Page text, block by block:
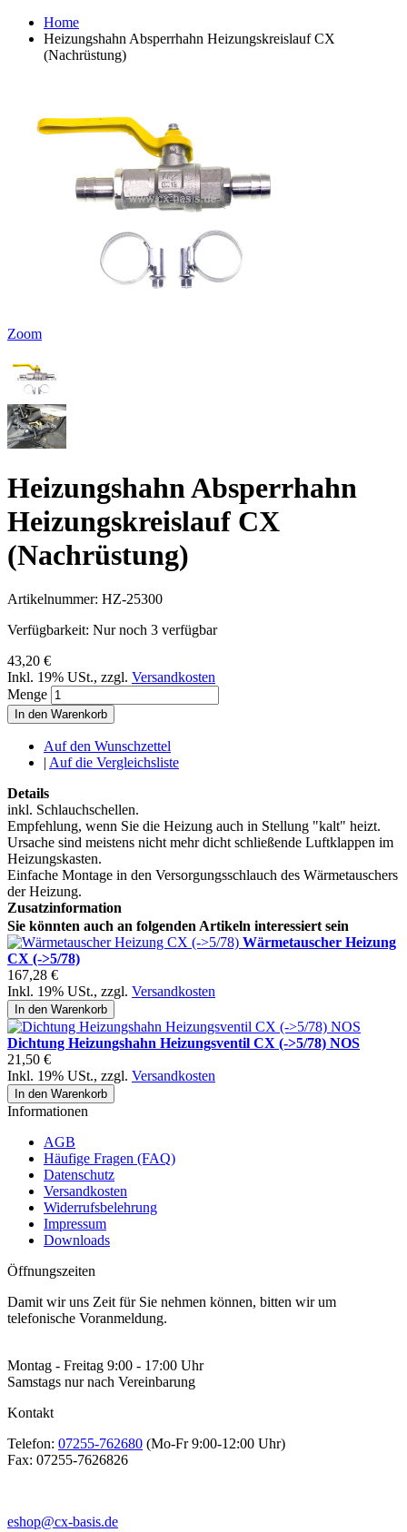
Home
Heizungshahn Absperrhahn Heizungskreislauf CX
(Nachrüstung)
Zoom
Heizungshahn Absperrhahn
Heizungskreislauf CX
(Nachrüstung)
Artikelnummer: HZ-25300
Verfügbarkeit: Nur noch 3 verfügbar
43,20 €
Inkl. 19% USt., zzgl. Versandkosten
Menge
In den Warenkorb
Auf den Wunschzettel
| Auf die Vergleichsliste
Details
inkl. Schlauchschellen.
Empfehlung, wenn Sie die Heizung auch in Stellung "kalt" heizt.
Ursache sind meistens nicht mehr dicht schließende Luftklappen im
Heizungskasten.
Einfache Montage in den Versorgungsschlauch des Wärmetauschers
der Heizung.
Zusatzinformation
Sie könnten auch an folgenden Artikeln interessiert sein
Wärmetauscher Heizung
CX (->5/78)
167,28 €
Inkl. 19% USt., zzgl. Versandkosten
In den Warenkorb
Dichtung Heizungshahn Heizungsventil CX (->5/78) NOS
21,50 €
Inkl. 19% USt., zzgl. Versandkosten
In den Warenkorb
Informationen
AGB
Häufige Fragen (FAQ)
Datenschutz
Versandkosten
Widerrufsbelehrung
Impressum
Downloads
Öffnungszeiten
Damit wir uns Zeit für Sie nehmen können, bitten wir um
telefonische Voranmeldung.
Montag - Freitag 9:00 - 17:00 Uhr
Samstags nur nach Vereinbarung
Kontakt
Telefon: 07255-762680 (Mo-Fr 9:00-12:00 Uhr)
Fax: 07255-7626826
eshop@cx-basis.de